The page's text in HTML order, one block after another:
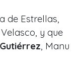
de Estrellas,
y que
, Manu